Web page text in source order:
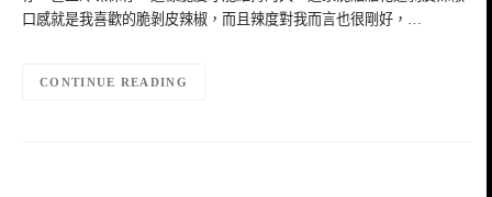
口感就是我喜歡的脆剝皮辣椒，而且辣度對我而言也很剛好，…
CONTINUE READING